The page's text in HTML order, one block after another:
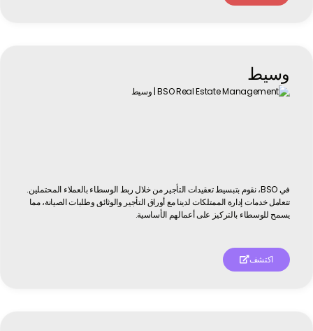
في BSO، نقوم بتبسيط تعقيدات التأجير من خلال ربط الوسطاء بالعملاء المحتملين.
تتعامل خدمات إدارة الممتلكات لدينا مع أوراق التأجير والوثائق وطلبات الصيانة، مما
يسمح للوسطاء بالتركيز على أعمالهم الأساسية.
اكتشف
وسيط